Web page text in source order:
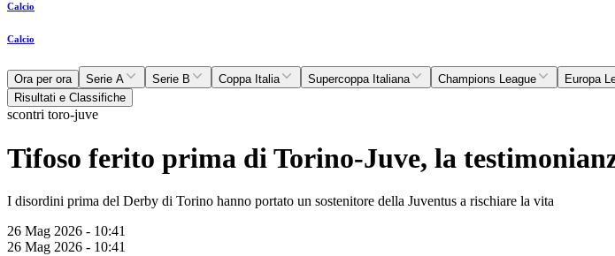
Calcio
Calcio
Ora per ora Serie A Serie B Coppa Italia Supercoppa Italiana Champions League Europa
Risultati e Classifiche
scontri toro-juve
Tifoso ferito prima di Torino-Juve, la
I disordini prima del Derby di Torino hanno portato un sostenitore della Juventus a rischiare la vita
26 Mag 2026 - 10:41
26 Mag 2026 - 10:41